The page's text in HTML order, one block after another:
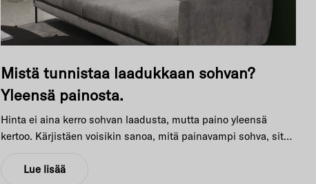
Mistä tunnistaa laadukkaan sohvan?
Yleensä painosta.
Hinta ei aina kerro sohvan laadusta, mutta paino yleensä
kertoo. Kärjistäen voisikin sanoa, mitä painavampi sohva, sitä
kestää myös paremmin kovaa käyttöä. Rungon lisäksi on
Lue lisää